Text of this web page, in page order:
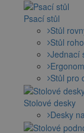
Psací stůl
Stůl
Stůl
Jednací
Stůl pro
Stolové desky
Desky